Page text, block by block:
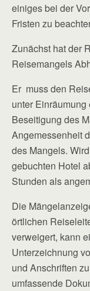
einiges bei der
Fristen zu
Zunächst hat der
Reisemangels
Er muss den
unter
Beseitigung des
Angemessenheit
des Mangels.
gebuchten Hotel
Stunden als
Die
örtlichen
verweigert, kann
Unterzeichnung
und Anschriften
umfassende